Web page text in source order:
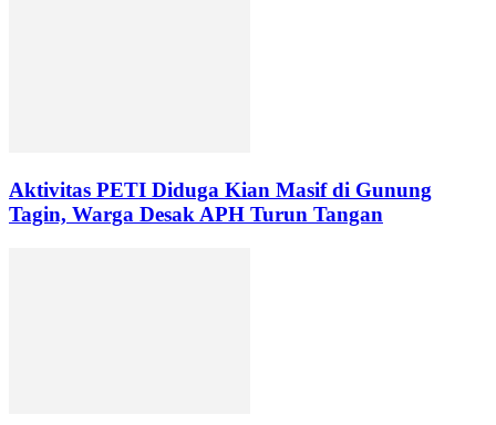
Aktivitas PETI Diduga Kian Masif di Gunung
Tagin, Warga Desak APH Turun Tangan